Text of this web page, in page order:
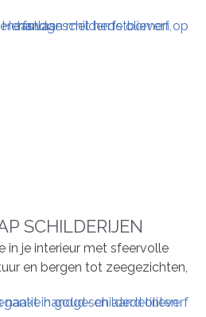
SCHILDERIJEN
in je interieur met sfeervolle
en bergen tot zeegezichten,